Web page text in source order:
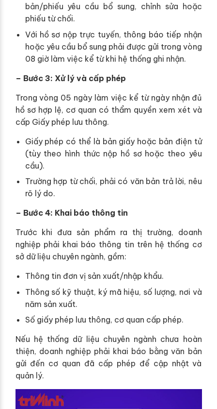
bản/phiếu yêu cầu bổ sung, chỉnh sửa hoặc
phiếu từ chối.
Với hồ sơ nộp trực tuyến, thông báo tiếp nhận
hoặc yêu cầu bổ sung phải được gửi trong vòng
08 giờ làm việc kể từ khi hệ thống ghi nhận.
– Bước 3: Xử lý và cấp phép
Trong vòng 05 ngày làm việc kể từ ngày nhận đủ
hồ sơ hợp lệ, cơ quan có thẩm quyền xem xét và
cấp Giấy phép lưu thông.
Giấy phép có thể là bản giấy hoặc bản điện tử
(tùy theo hình thức nộp hồ sơ hoặc theo yêu
cầu).
Trường hợp từ chối, phải có văn bản trả lời, nêu
rõ lý do.
– Bước 4: Khai báo thông tin
Trước khi đưa sản phẩm ra thị trường, doanh
nghiệp phải khai báo thông tin trên hệ thống cơ
sở dữ liệu chuyên ngành, gồm:
Thông tin đơn vị sản xuất/nhập khẩu.
Thông số kỹ thuật, ký mã hiệu, số lượng, nơi và
năm sản xuất.
Số giấy phép lưu thông, cơ quan cấp phép.
Nếu hệ thống dữ liệu chuyên ngành chưa hoàn
thiện, doanh nghiệp phải khai báo bằng văn bản
gửi đến cơ quan đã cấp phép để cập nhật và
quản lý.